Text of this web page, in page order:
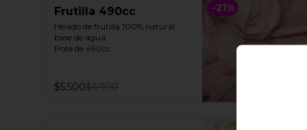
-21%
Frutilla 490cc
Helado de frutilla 100% natural
base de agua.
Pote de 490cc.
$5.500$6.990